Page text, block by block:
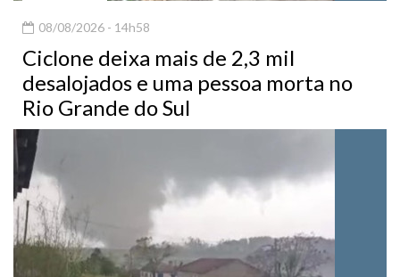
08/08/2026 - 14h58
Ciclone deixa mais de 2,3 mil
desalojados e uma pessoa morta no
Rio Grande do Sul